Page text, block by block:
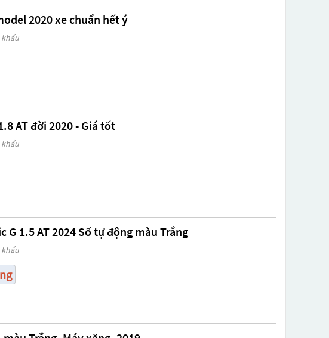
2020 xe chuẩn hết ý
khẩu
AT đời 2020 - Giá tốt
khẩu
G 1.5 AT 2024 Số tự động màu Trắng
khẩu